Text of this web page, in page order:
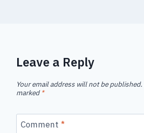
Leave a Reply
Your email address will not be published.
marked*
Comment *